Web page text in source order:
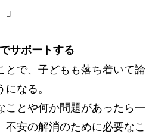
サポートする
とで、子どもも落ち着いて論
なる。
ことや何か問題があったら一
安の解消のために必要なこ